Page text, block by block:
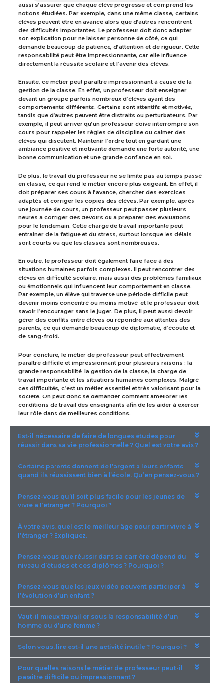
aussi s’assurer que chaque élève progresse et comprend les
notions étudiées. Par exemple, dans une même classe, certains
élèves peuvent être en avance alors que d’autres rencontrent
des difficultés importantes. Le professeur doit donc adapter
son explication pour ne laisser personne de côté, ce qui
demande beaucoup de patience, d’attention et de rigueur. Cette
responsabilité peut être impressionnante, car elle influence
directement la réussite scolaire et l’avenir des élèves.
Ensuite, ce métier peut paraître impressionnant à cause de la
gestion de la classe. En effet, un professeur doit enseigner
devant un groupe parfois nombreux d’élèves ayant des
comportements différents. Certains sont attentifs et motivés,
tandis que d’autres peuvent être distraits ou perturbateurs. Par
exemple, il peut arriver qu’un professeur doive interrompre son
cours pour rappeler les règles de discipline ou calmer des
élèves qui discutent. Maintenir l’ordre tout en gardant une
ambiance positive et motivante demande une forte autorité, une
bonne communication et une grande confiance en soi.
De plus, le travail du professeur ne se limite pas au temps passé
en classe, ce qui rend le métier encore plus exigeant. En effet, il
doit préparer ses cours à l’avance, chercher des exercices
adaptés et corriger les copies des élèves. Par exemple, après
une journée de cours, un professeur peut passer plusieurs
heures à corriger des devoirs ou à préparer des évaluations
pour le lendemain. Cette charge de travail importante peut
entraîner de la fatigue et du stress, surtout lorsque les délais
sont courts ou que les classes sont nombreuses.
En outre, le professeur doit également faire face à des
situations humaines parfois complexes. Il peut rencontrer des
élèves en difficulté scolaire, mais aussi des problèmes familiaux
ou émotionnels qui influencent leur comportement en classe.
Par exemple, un élève qui traverse une période difficile peut
devenir moins concentré ou moins motivé, et le professeur doit
savoir l’encourager sans le juger. De plus, il peut aussi devoir
gérer des conflits entre élèves ou répondre aux attentes des
parents, ce qui demande beaucoup de diplomatie, d’écoute et
de sang-froid.
Pour conclure, le métier de professeur peut effectivement
paraître difficile et impressionnant pour plusieurs raisons : la
grande responsabilité, la gestion de la classe, la charge de
travail importante et les situations humaines complexes. Malgré
ces difficultés, c’est un métier essentiel et très valorisant pour la
société. On peut donc se demander comment améliorer les
conditions de travail des enseignants afin de les aider à exercer
leur rôle dans de meilleures conditions.
Est-il nécessaire de faire de longues études pour
réussir dans sa vie professionnelle ? Quel est votre avis ?
Certains parents donnent de l’argent à leurs enfants
quand ils réussissent bien à l’école. Qu’en pensez-vous ?
Pensez-vous qu’il soit plus facile pour les jeunes de
vivre à l’étranger ? Pourquoi ?
À votre avis, quel est le meilleur âge pour partir vivre à
l’étranger ? Expliquez.
Pensez-vous que réussir dans sa carrière dépend du
niveau d’études et des diplômes ? Pourquoi ?
Pensez-vous que les jeux vidéo peuvent participer à
l’évolution d’un enfant ?
Vaut-il mieux travailler sous la responsabilité d’un
homme ou d’une femme ?
Selon vous, lire est-il une activité inutile ? Pourquoi ?
Pour quelles raisons le métier de professeur peut-il
paraître difficile ou impressionnant ?